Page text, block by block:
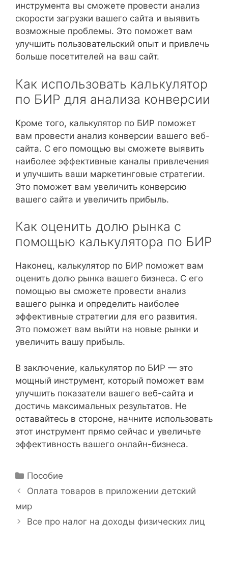
инструмента вы сможете провести анализ
скорости загрузки вашего сайта и выявить
возможные проблемы. Это поможет вам
улучшить пользовательский опыт и привлечь
больше посетителей на ваш сайт.
Как использовать калькулятор
по БИР для анализа конверсии
Кроме того, калькулятор по БИР поможет
вам провести анализ конверсии вашего веб-
сайта. С его помощью вы сможете выявить
наиболее эффективные каналы привлечения
и улучшить ваши маркетинговые стратегии.
Это поможет вам увеличить конверсию
вашего сайта и увеличить прибыль.
Как оценить долю рынка с
помощью калькулятора по БИР
Наконец, калькулятор по БИР поможет вам
оценить долю рынка вашего бизнеса. С его
помощью вы сможете провести анализ
вашего рынка и определить наиболее
эффективные стратегии для его развития.
Это поможет вам выйти на новые рынки и
увеличить вашу прибыль.
В заключение, калькулятор по БИР — это
мощный инструмент, который поможет вам
улучшить показатели вашего веб-сайта и
достичь максимальных результатов. Не
оставайтесь в стороне, начните использовать
этот инструмент прямо сейчас и увеличьте
эффективность вашего онлайн-бизнеса.
Р
у
р
и
Пособие
Н
а
Оплата товаров в приложении детский
мир
Все про налог на доходы физических лиц